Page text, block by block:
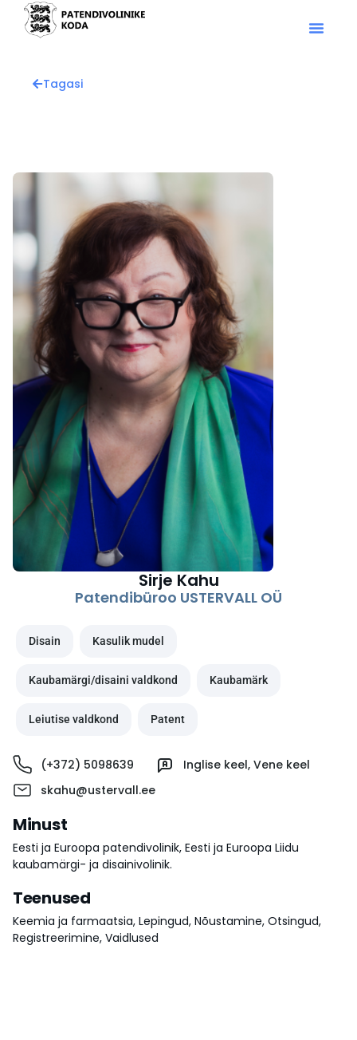
Tagasi
Sirje Kahu
Patendibüroo USTERVALL OÜ
Disain Kasulik mudel
Kaubamärgi/disaini valdkond Kaubamärk
Leiutise valdkond Patent
(+372) 5098639
skahu@ustervall.ee
Inglise keel, Vene keel
Minust
Eesti ja Euroopa patendivolinik, Eesti ja Euroopa Liidu
kaubamärgi- ja disainivolinik.
Teenused
Keemia ja farmaatsia, Lepingud, Nõustamine, Otsingud,
Registreerimine, Vaidlused